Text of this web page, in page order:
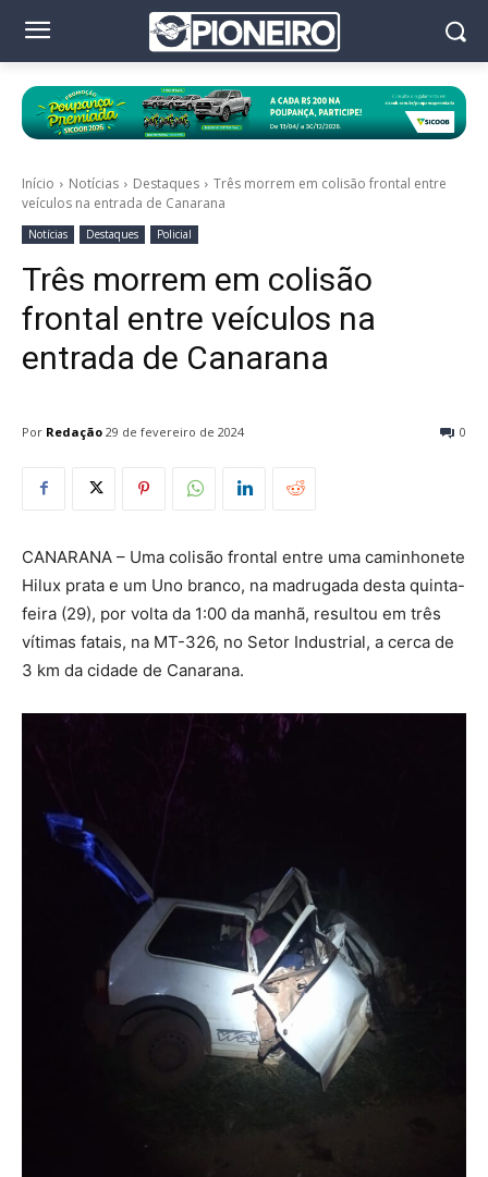
Início Notícias Destaques
Três morrem em colisão frontal entre
veículos na entrada de Canarana
Notícias Destaques Policial
Três morrem em colisão
frontal entre veículos na
entrada de Canarana
Por Redação 0
29 de fevereiro de 2024
CANARANA – Uma colisão frontal entre uma caminhonete
Hilux prata e um Uno branco, na madrugada desta quinta-
feira (29), por volta da 1:00 da manhã, resultou em três
vítimas fatais, na MT-326, no Setor Industrial, a cerca de
3 km da cidade de Canarana.